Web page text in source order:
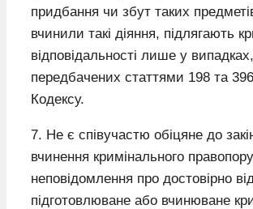
придбання чи збут таких
вчинили такі діяння, підлягають
відповідальності лише у випадках,
передбачених статтями 198 та
Кодексу.
7. Не є співучастю обіцяне до
вчинення кримінального
неповідомлення про достовірно
підготовлюване або вчинюване